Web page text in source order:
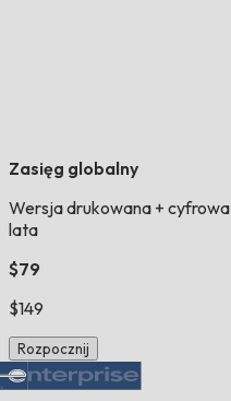
Zasięg globalny
Wersja drukowana + cyfrowa
lata
$79
$149
Rozpocznij